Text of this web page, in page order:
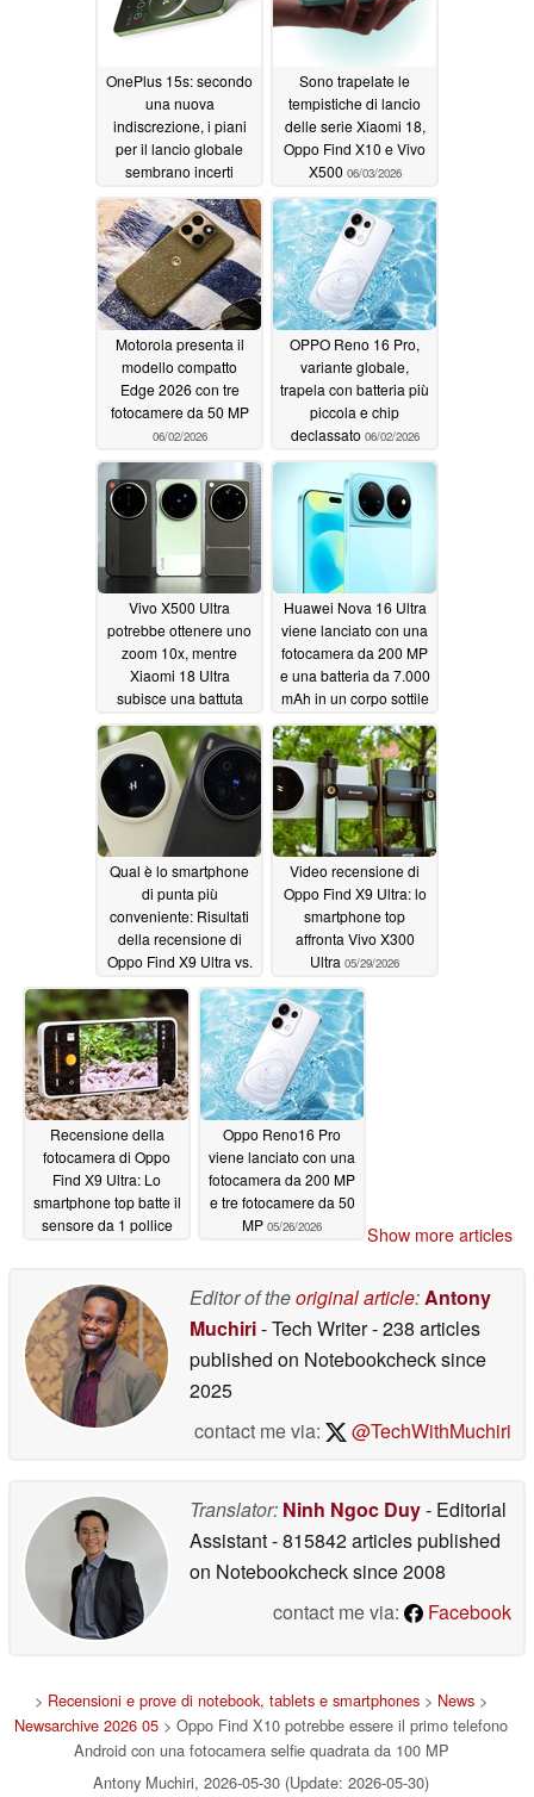
OnePlus 15s: secondo
una nuova
indiscrezione, i piani
per il lancio globale
sembrano incerti
06/19/2026
Sono trapelate le
tempistiche di lancio
delle serie Xiaomi 18,
Oppo Find X10 e Vivo
X500 06/03/2026
Motorola presenta il
modello compatto
Edge 2026 con tre
fotocamere da 50 MP
06/02/2026
OPPO Reno 16 Pro,
variante globale,
trapela con batteria più
piccola e chip
declassato 06/02/2026
Vivo X500 Ultra
potrebbe ottenere uno
zoom 10x, mentre
Xiaomi 18 Ultra
subisce una battuta
06/02/2026
Huawei Nova 16 Ultra
viene lanciato con una
fotocamera da 200 MP
e una batteria da 7.000
mAh in un corpo sottile
06/01/2026
Qual è lo smartphone
di punta più
conveniente: Risultati
della recensione di
Oppo Find X9 Ultra vs.
05/29/2026
Video recensione di
Oppo Find X9 Ultra: lo
smartphone top
affronta Vivo X300
Ultra 05/29/2026
Recensione della
fotocamera di Oppo
Find X9 Ultra: Lo
smartphone top batte il
sensore da 1 pollice
Oppo Reno16 Pro
viene lanciato con una
fotocamera da 200 MP
e tre fotocamere da 50
MP 05/26/2026 Show more articles
Editor of theoriginal article: Antony
Muchiri- Tech Writer- 238 articles
published on Notebookchecksince
2025
contact me via:
@TechWithMuchiri
Translator: Ninh Ngoc Duy- Editorial
Assistant- 815842 articles published
on Notebookchecksince 2008
contact me via:
Facebook
> Recensioni e prove di notebook, tablets e smartphones > News >
Newsarchive 2026 05 > Oppo Find X10 potrebbe essere il primo telefono
Android con una fotocamera selfie quadrata da 100 MP
Antony Muchiri, 2026-05-30 (Update: 2026-05-30)